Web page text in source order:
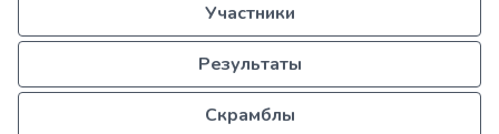
Участники
Результаты
Скрамблы